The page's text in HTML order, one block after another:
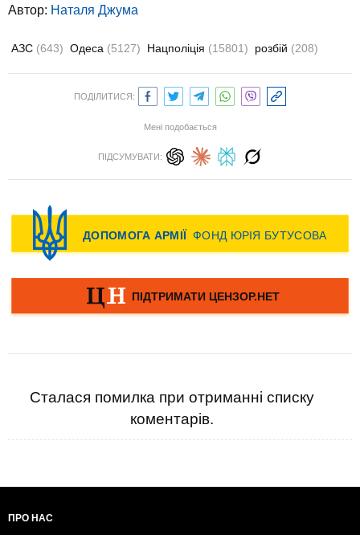
Автор: Наталя Джума
АЗС (643) Одеса (5127) Нацполіція (15801) розбій (208)
ПОДІЛИТИСЯ:
Мені подобається
ПІДСУМУВАТИ:
Сталася помилка при отриманні списку
коментарів.
ПРО НАС